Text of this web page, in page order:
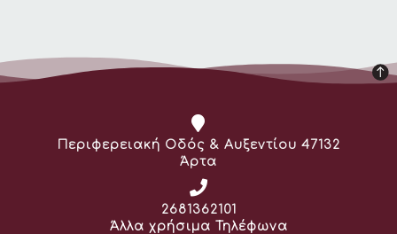
Διεύθυνση:
Περιφερειακή Οδός & Αυξεντίου 47132
Άρτα
Τηλέφωνο:
2681362101
Άλλα χρήσιμα Τηλέφωνα